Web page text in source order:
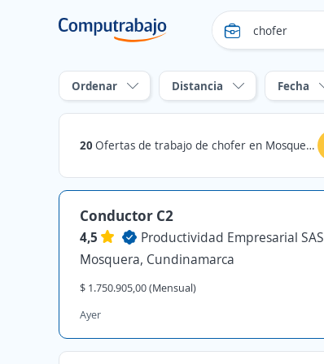
Ordenar Distancia Fecha
20 Ofertas de trabajo de chofer en Mosquera, Cundinamarca
Conductor C2
4,5
Productividad Empresarial SAS
Mosquera, Cundinamarca
$ 1.750.905,00 (Mensual)
Ayer